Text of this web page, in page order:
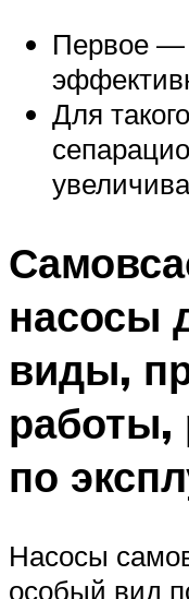
Первое —
Для
насосы
виды,
работы,
по
Насосы
особый вид